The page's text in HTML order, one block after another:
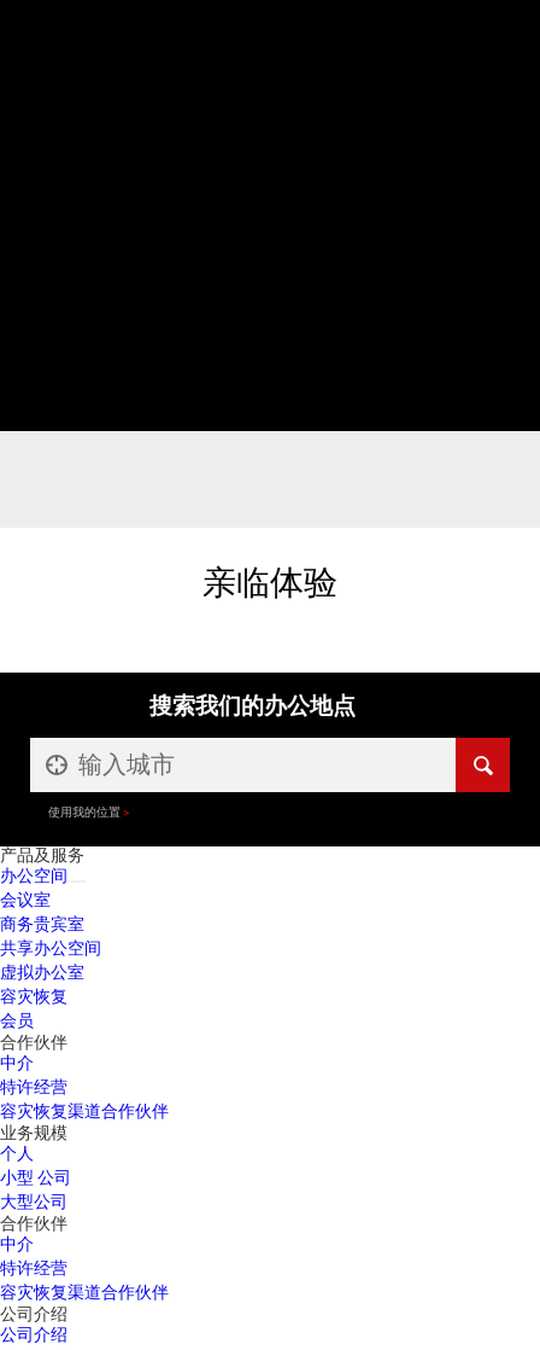
亲临体验
搜索我们的办公地点
使用我的位置
产品及服务
办公空间
会议室
商务贵宾室
共享办公空间
虚拟办公室
容灾恢复
会员
合作伙伴
中介
特许经营
容灾恢复渠道合作伙伴
业务规模
个人
小型 公司
大型公司
合作伙伴
中介
特许经营
容灾恢复渠道合作伙伴
公司介绍
公司介绍